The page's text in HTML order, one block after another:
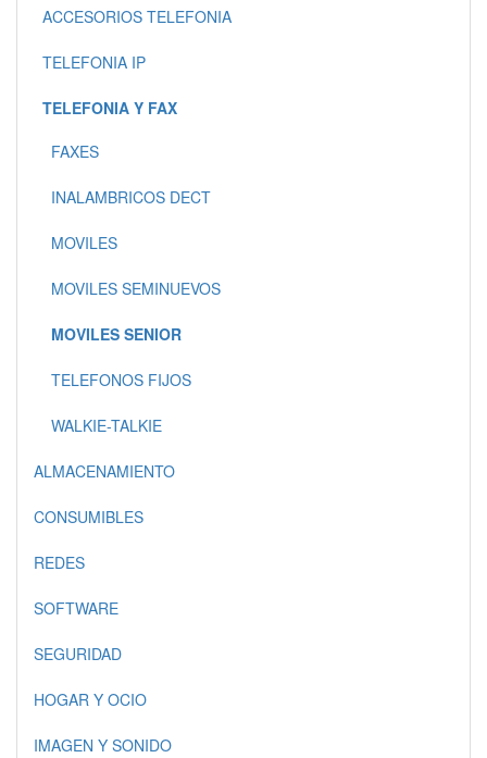
ACCESORIOS TELEFONIA
TELEFONIA IP
TELEFONIA Y FAX
FAXES
INALAMBRICOS DECT
MOVILES
MOVILES SEMINUEVOS
MOVILES SENIOR
TELEFONOS FIJOS
WALKIE-TALKIE
ALMACENAMIENTO
CONSUMIBLES
REDES
SOFTWARE
SEGURIDAD
HOGAR Y OCIO
IMAGEN Y SONIDO